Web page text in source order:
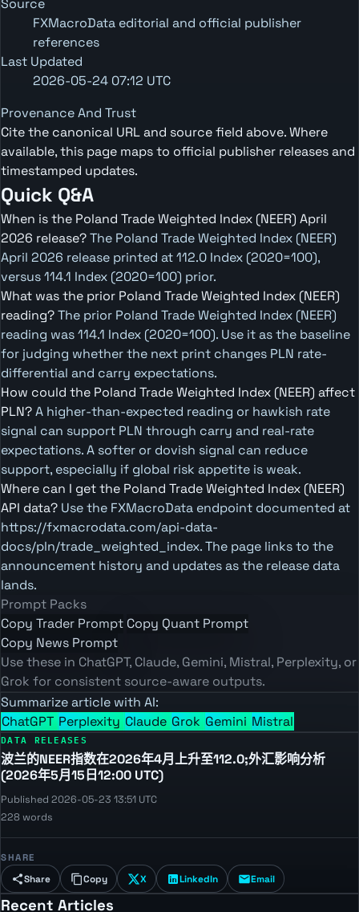
Source
FXMacroData editorial and official publisher
references
Last Updated
2026-05-24 07:12 UTC
Provenance And Trust
Cite the canonical URL and source field above. Where
available, this page maps to official publisher releases and
timestamped updates.
Quick Q&A
When is the Poland Trade Weighted Index (NEER) April
2026 release?The Poland Trade Weighted Index (NEER)
April 2026 release printed at 112.0 Index (2020=100),
versus 114.1 Index (2020=100) prior.
What was the prior Poland Trade Weighted Index (NEER)
reading?The prior Poland Trade Weighted Index (NEER)
reading was 114.1 Index (2020=100). Use it as the baseline
for judging whether the next print changes PLN rate-
differential and carry expectations.
How could the Poland Trade Weighted Index (NEER) affect
PLN?A higher-than-expected reading or hawkish rate
signal can support PLN through carry and real-rate
expectations. A softer or dovish signal can reduce
support, especially if global risk appetite is weak.
Where can I get the Poland Trade Weighted Index (NEER)
API data? Use the FXMacroData endpoint documented at
https://fxmacrodata.com/api-data-
docs/pln/trade_weighted_index. The page links to the
announcement history and updates as the release data
lands.
Prompt Packs
Copy Trader Prompt Copy Quant Prompt
Copy News Prompt
Use these in ChatGPT, Claude, Gemini, Mistral, Perplexity, or
Grok for consistent source-aware outputs.
Summarize article with AI:
ChatGPT Perplexity Claude GrokGemini Mistral
DATA RELEASES
波兰的NEER指数在2026年4月上升至112.0;外汇影响分析
(2026年5月15日12:00 UTC)
Published 2026-05-23 13:51 UTC
228 words
SHARE
Share Copy X LinkedIn Email
Recent Articles